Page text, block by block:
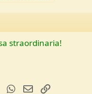
straordinaria!
TumblrWhatsApp
e-mail